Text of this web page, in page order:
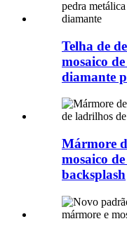
Telha de
mosaico
diamante
Mármore
mosaico
backsplash